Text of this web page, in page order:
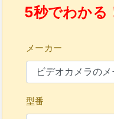
5秒でわかる
メーカー
型番